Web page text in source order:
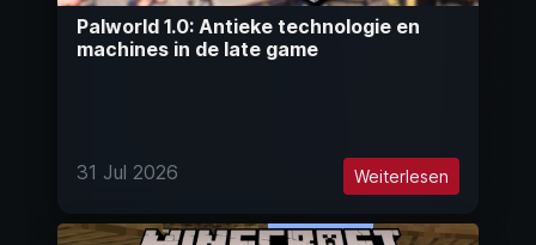
Palworld 1.0: Antieke technologie en
machines in de late game
31 Jul 2026 Weiterlesen